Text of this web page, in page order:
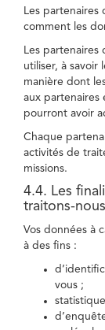
Les
comment les
Les partenaires
utiliser, à savoir
manière dont
aux partenaires
pourront avoir
Chaque
activités de
missions.
4.4. Les
traitons-
Vos données à
à des fins :
vous ;